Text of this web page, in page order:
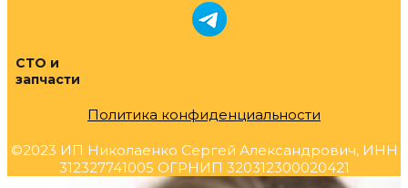
СТО и
запчасти
Политика конфиденциальности
©2023 ИП Николаенко Сергей Александрович, ИНН
312327741005 ОГРНИП 320312300020421